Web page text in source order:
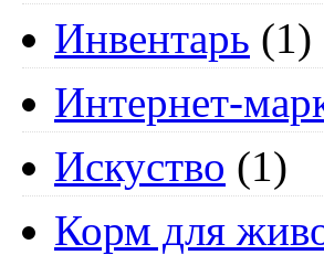
Инвентарь (1)
Интернет-
Искуство (1)
Корм для